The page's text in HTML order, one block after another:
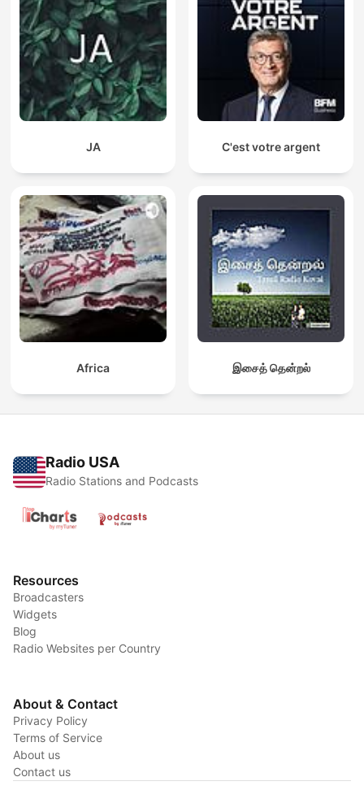
JA C'est votre argent
Africa இசைத் தென்றல்
Radio USA
Radio Stations and Podcasts
Resources
Broadcasters
Widgets
Blog
Radio Websites per Country
About & Contact
Privacy Policy
Terms of Service
About us
Contact us